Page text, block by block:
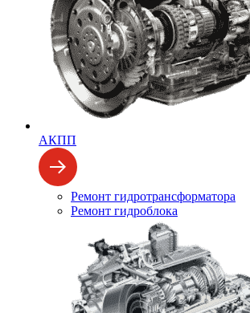
АКПП
Ремонт гидротрансформатора
Ремонт гидроблока